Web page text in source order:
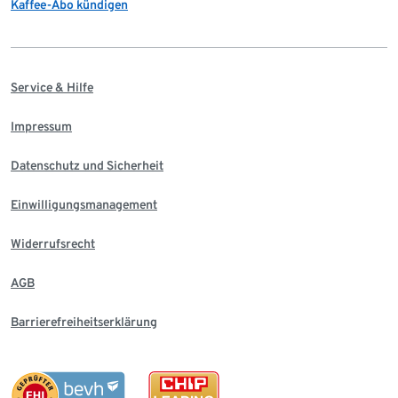
Kaffee-Abo kündigen
Service & Hilfe
Impressum
Datenschutz und Sicherheit
Einwilligungsmanagement
Widerrufsrecht
AGB
Barrierefreiheitserklärung